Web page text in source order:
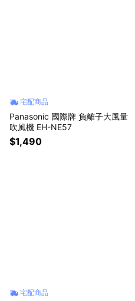
宅配商品
Panasonic 國際牌 負離子大風量
吹風機 EH-NE57
$1,490
宅配商品